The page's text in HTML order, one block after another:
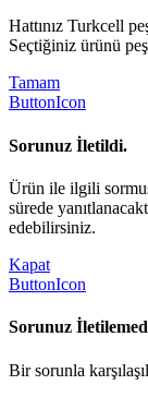
Hattınız Turkcell
Seçtiğiniz ürünü
Tamam
ButtonIcon
Sorunuz İletildi.
Ürün ile ilgili
sürede
edebilirsiniz.
Kapat
ButtonIcon
Sorunuz
Bir sorunla